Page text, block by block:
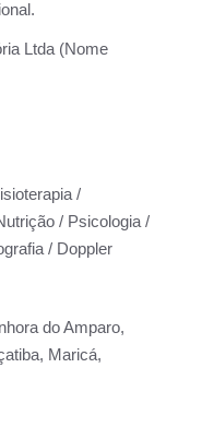
Ltda (Nome
/
/ Psicologia /
/ Doppler
do Amparo,
Maricá,